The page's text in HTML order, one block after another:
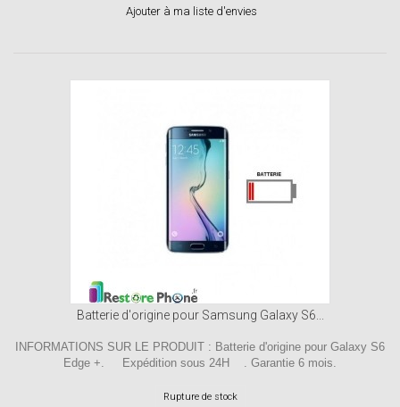
Ajouter à ma liste d'envies
Batterie d'origine pour Samsung Galaxy S6...
INFORMATIONS SUR LE PRODUIT : Batterie d'origine pour Galaxy S6
Edge +. Expédition sous 24H . Garantie 6 mois.
Rupture de stock